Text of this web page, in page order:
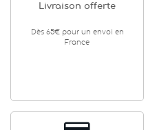
Livraison offerte
Dès 65€ pour un envoi en
France